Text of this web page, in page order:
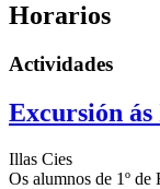
Horarios
Actividades
Excursión
Illas Cies
Os alumnos de 1º